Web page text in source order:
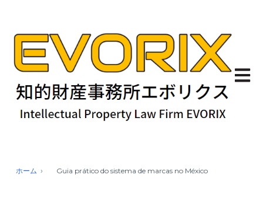
Abrir
ホーム Guia prático do sistema de marcas no México